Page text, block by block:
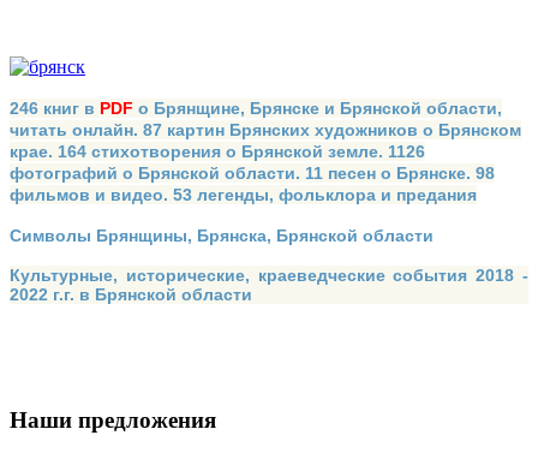
246 книг в PDF о Брянщине, Брянске и Брянской области,
читать онлайн. 87 картин Брянских художников о Брянском
крае. 164 стихотворения о Брянской земле. 1126
фотографий о Брянской области. 11 песен о Брянске. 98
фильмов и видео. 53 легенды, фольклора и предания
Символы Брянщины, Брянска, Брянской области
Культурные, исторические, краеведческие события 2018 -
2022 г.г. в Брянской области
Наши предложения